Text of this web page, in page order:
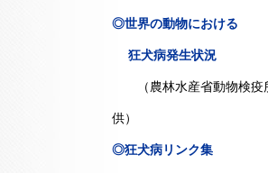
◎世界の動物における
狂犬病発生状況
（農林水産省動物検疫
供）
◎狂犬病リンク集